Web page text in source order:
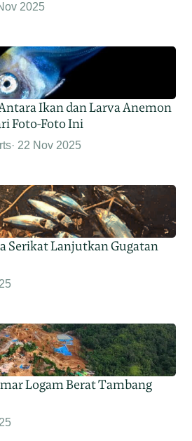
2025
Ikan dan Larva Anemon
Foto-Foto Ini
22 Nov 2025
Serikat Lanjutkan Gugatan
Logam Berat Tambang